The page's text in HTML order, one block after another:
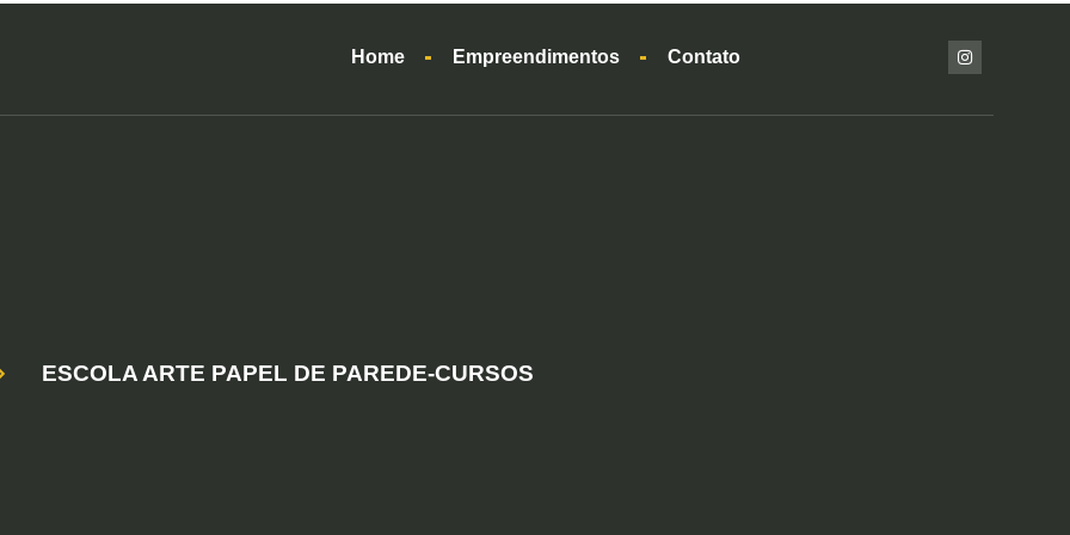
Home Empreendimentos Contato
ESCOLA ARTE PAPEL DE PAREDE-CURSOS